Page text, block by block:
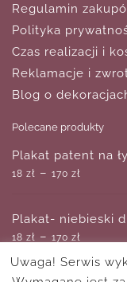
Regulamin
Polityka
Czas realizacji i
Reklamacje i
Blog o
Polecane produkty
Plakat patent na
18 zł – 170 zł
Plakat- niebieski
18 zł – 170 zł
Uwaga! Serwis